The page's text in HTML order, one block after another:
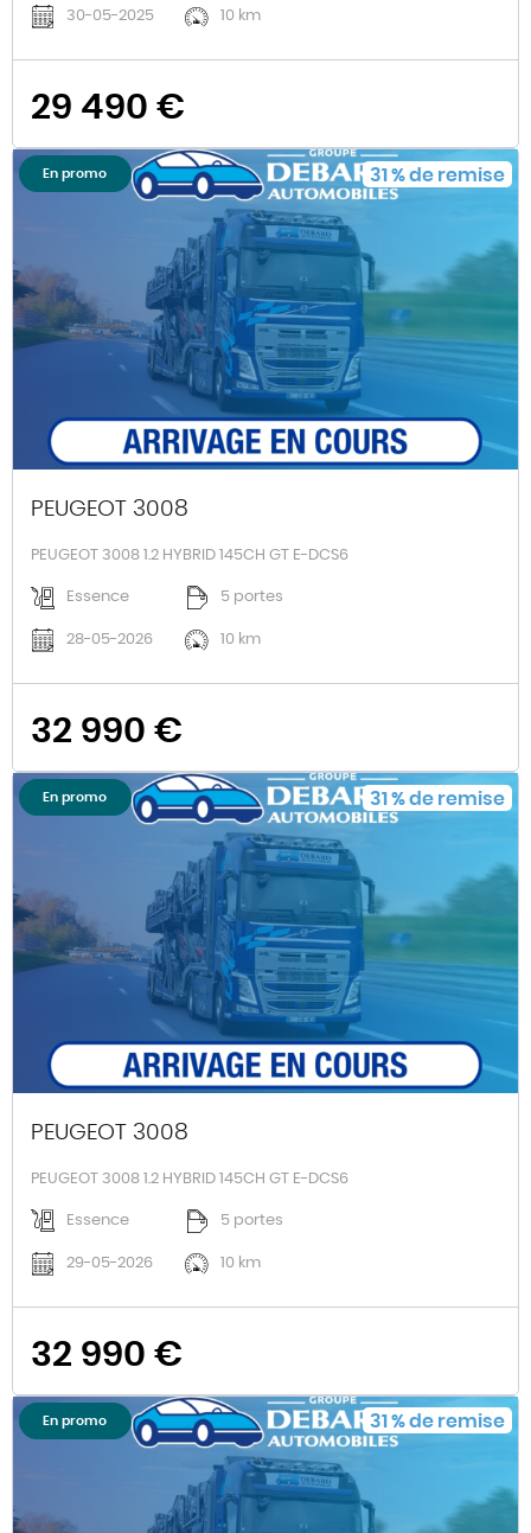
30-05-2025 10 km
29 490 €
En promo 31 %de remise
PEUGEOT 3008
PEUGEOT 3008 1.2 HYBRID 145CH GT E-DCS6
Essence 5 portes
28-05-2026 10 km
32 990 €
En promo 31 %de remise
PEUGEOT 3008
PEUGEOT 3008 1.2 HYBRID 145CH GT E-DCS6
Essence 5 portes
29-05-2026 10 km
32 990 €
En promo 31 %de remise